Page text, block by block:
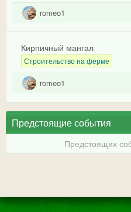
romeo1
Кирпичный мангал
Строительство на ферме
romeo1
Предстоящие события
Предстоящих